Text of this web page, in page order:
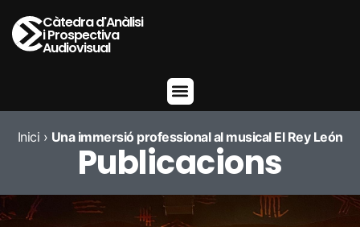
Càtedra d'Anàlisi
i Prospectiva
Audiovisual
Publicacions
Inici › Una immersió professional al musical El Rey León